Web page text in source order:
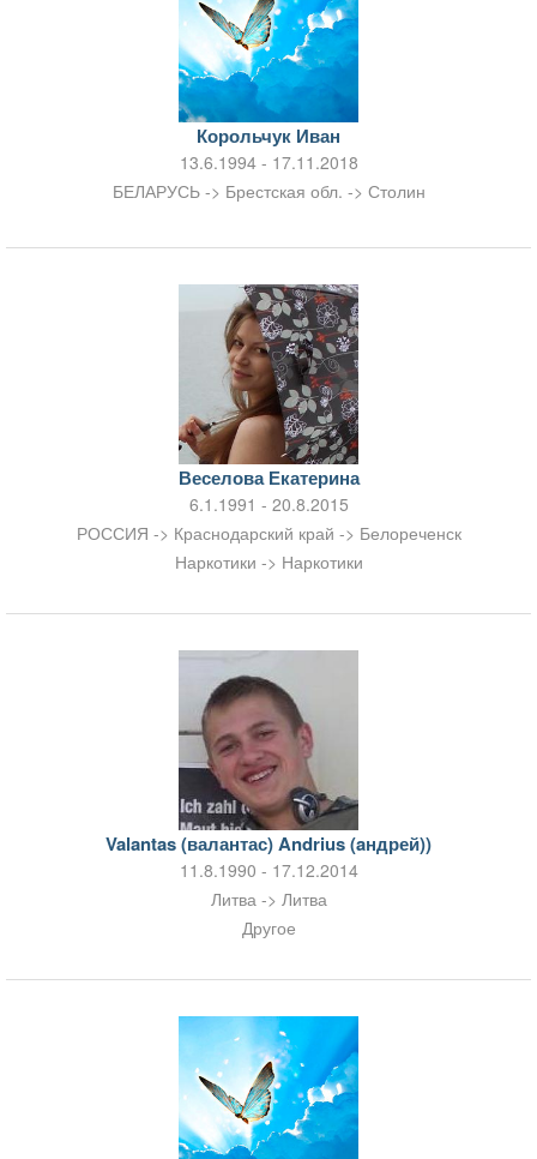
Корольчук Иван
13.6.1994 - 17.11.2018
БЕЛАРУСЬ -> Брестская обл. -> Столин
Веселова Екатерина
6.1.1991 - 20.8.2015
РОССИЯ -> Краснодарский край -> Белореченск
Наркотики -> Наркотики
Valantas (валантас) Andrius (aндрей))
11.8.1990 - 17.12.2014
Литва -> Литва
Другое